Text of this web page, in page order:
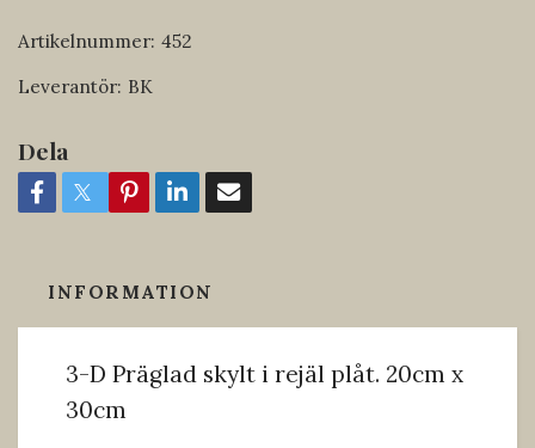
Artikelnummer: 452
Leverantör: BK
Dela
INFORMATION
3-D Präglad skylt i rejäl plåt. 20cm x
30cm